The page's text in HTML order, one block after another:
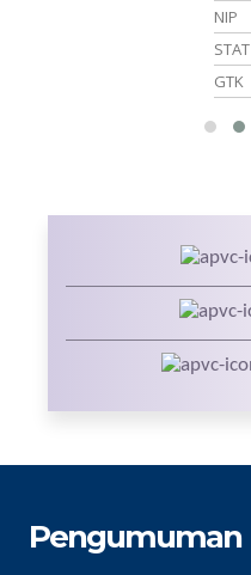
NIP
STAT
GTK
Pengumuman